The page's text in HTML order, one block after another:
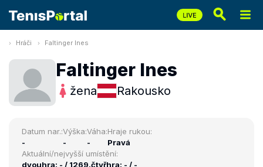
Hráči Faltinger Ines
Faltinger Ines
žena Rakousko
Datum nar.:
-
Výška:
-
Váha:
-
Hraje rukou:
Pravá
Aktuální/nejvyšší umístění:
dvouhra: - / 1269.čtyřhra: - / -